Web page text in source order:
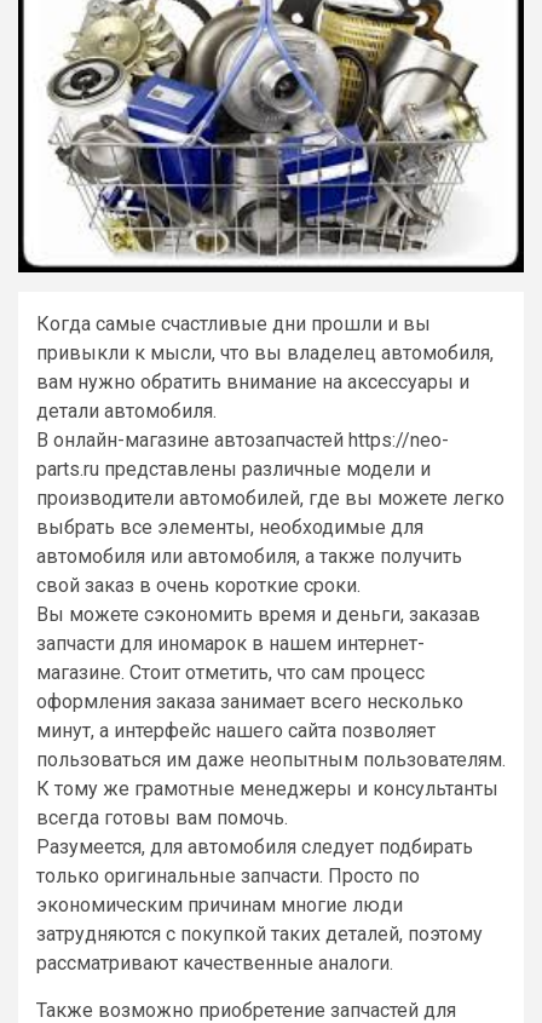
Когда самые счастливые дни прошли и вы
привыкли к мысли, что вы владелец автомобиля,
вам нужно обратить внимание на аксессуары и
детали автомобиля.
В онлайн-магазине автозапчастей https://neo-
parts.ru представлены различные модели и
производители автомобилей, где вы можете легко
выбрать все элементы, необходимые для
автомобиля или автомобиля, а также получить
свой заказ в очень короткие сроки.
Вы можете сэкономить время и деньги, заказав
запчасти для иномарок в нашем интернет-
магазине. Стоит отметить, что сам процесс
оформления заказа занимает всего несколько
минут, а интерфейс нашего сайта позволяет
пользоваться им даже неопытным пользователям.
К тому же грамотные менеджеры и консультанты
всегда готовы вам помочь.
Разумеется, для автомобиля следует подбирать
только оригинальные запчасти. Просто по
экономическим причинам многие люди
затрудняются с покупкой таких деталей, поэтому
рассматривают качественные аналоги.
Также возможно приобретение запчастей для